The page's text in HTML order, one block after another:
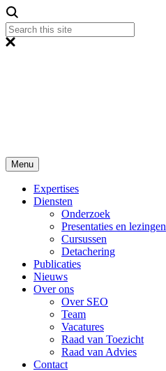
Menu
Expertises
Diensten
Onderzoek
Presentaties en lezingen
Cursussen
Detachering
Publicaties
Nieuws
Over ons
Over SEO
Team
Vacatures
Raad van Toezicht
Raad van Advies
Contact